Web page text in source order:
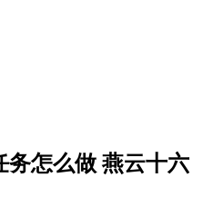
务怎么做 燕云十六